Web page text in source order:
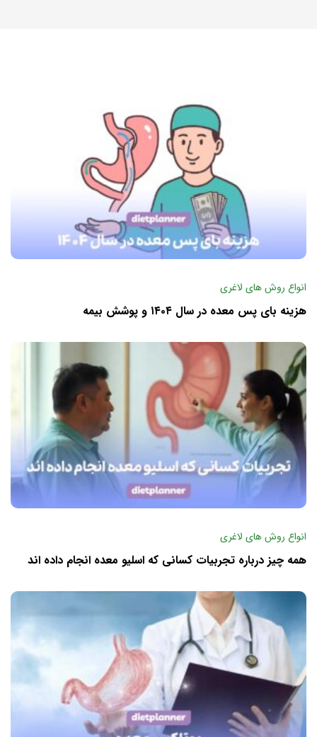
انواع روش های لاغری
هزینه بای پس معده در سال ۱۴۰۴ و پوشش بیمه
انواع روش های لاغری
همه چیز درباره تجربیات کسانی که اسلیو معده انجام داده اند